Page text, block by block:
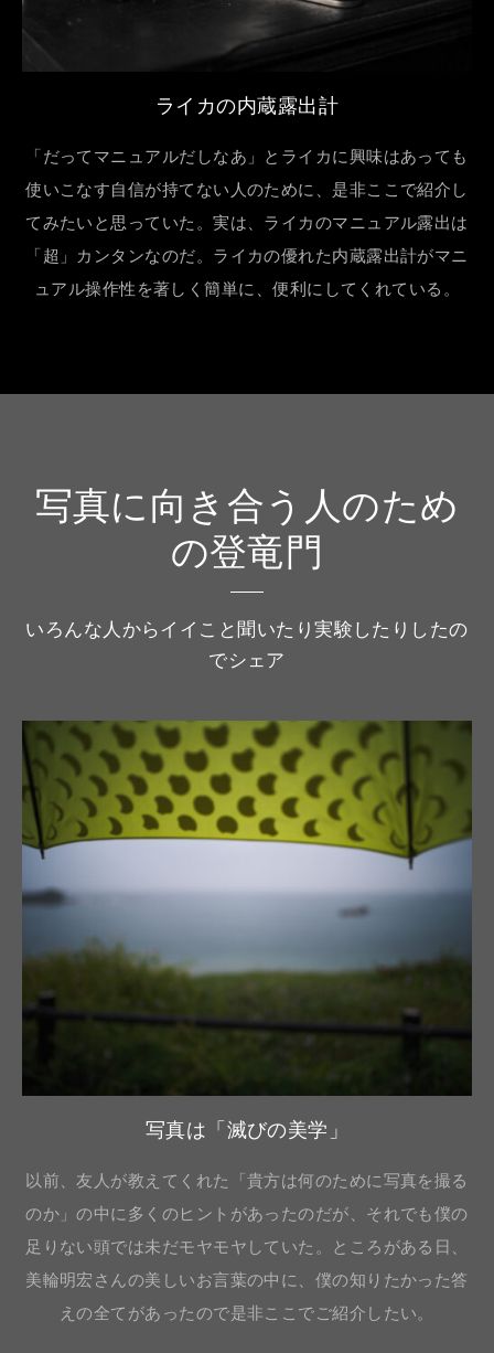
ライカの内蔵露出計
「だってマニュアルだしなあ」とライカに興味はあっても
使いこなす自信が持てない人のために、是非ここで紹介し
てみたいと思っていた。実は、ライカのマニュアル露出は
「超」カンタンなのだ。ライカの優れた内蔵露出計がマニ
ュアル操作性を著しく簡単に、便利にしてくれている。
写真に向き合う人のため
の登竜門
いろんな人からイイこと聞いたり実験したりしたの
でシェア
写真は「滅びの美学」
以前、友人が教えてくれた「貴方は何のために写真を撮る
のか」の中に多くのヒントがあったのだが、それでも僕の
足りない頭では未だモヤモヤしていた。ところがある日、
美輪明宏さんの美しいお言葉の中に、僕の知りたかった答
えの全てがあったので是非ここでご紹介したい。